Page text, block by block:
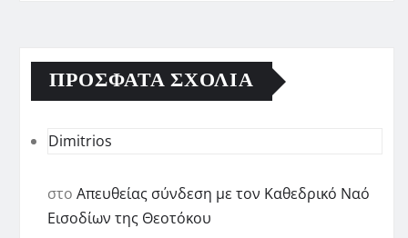
ΠΡΌΣΦΑΤΑ ΣΧΌΛΙΑ
Dimitrios
στο Απευθείας σύνδεση με τον Καθεδρικό Ναό
Εισοδίων της Θεοτόκου